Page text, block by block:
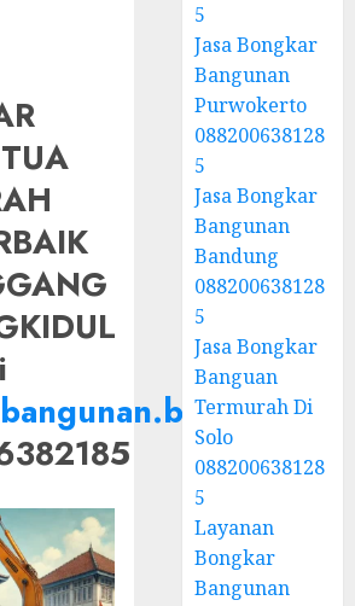
5
Jasa Bongkar
Bangunan
Purwokerto
088200638128
5
Jasa Bongkar
Bangunan
Bandung
088200638128
5
Jasa Bongkar
Banguan
Termurah Di
Solo
088200638128
5
Layanan
Bongkar
Bangunan